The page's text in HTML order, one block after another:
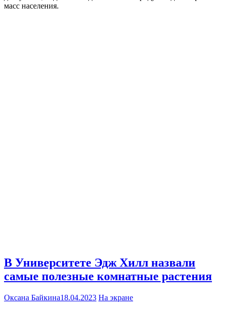
масс населения.
В Университете Эдж Хилл назвали
самые полезные комнатные растения
Оксана Байкина18.04.2023 На экране